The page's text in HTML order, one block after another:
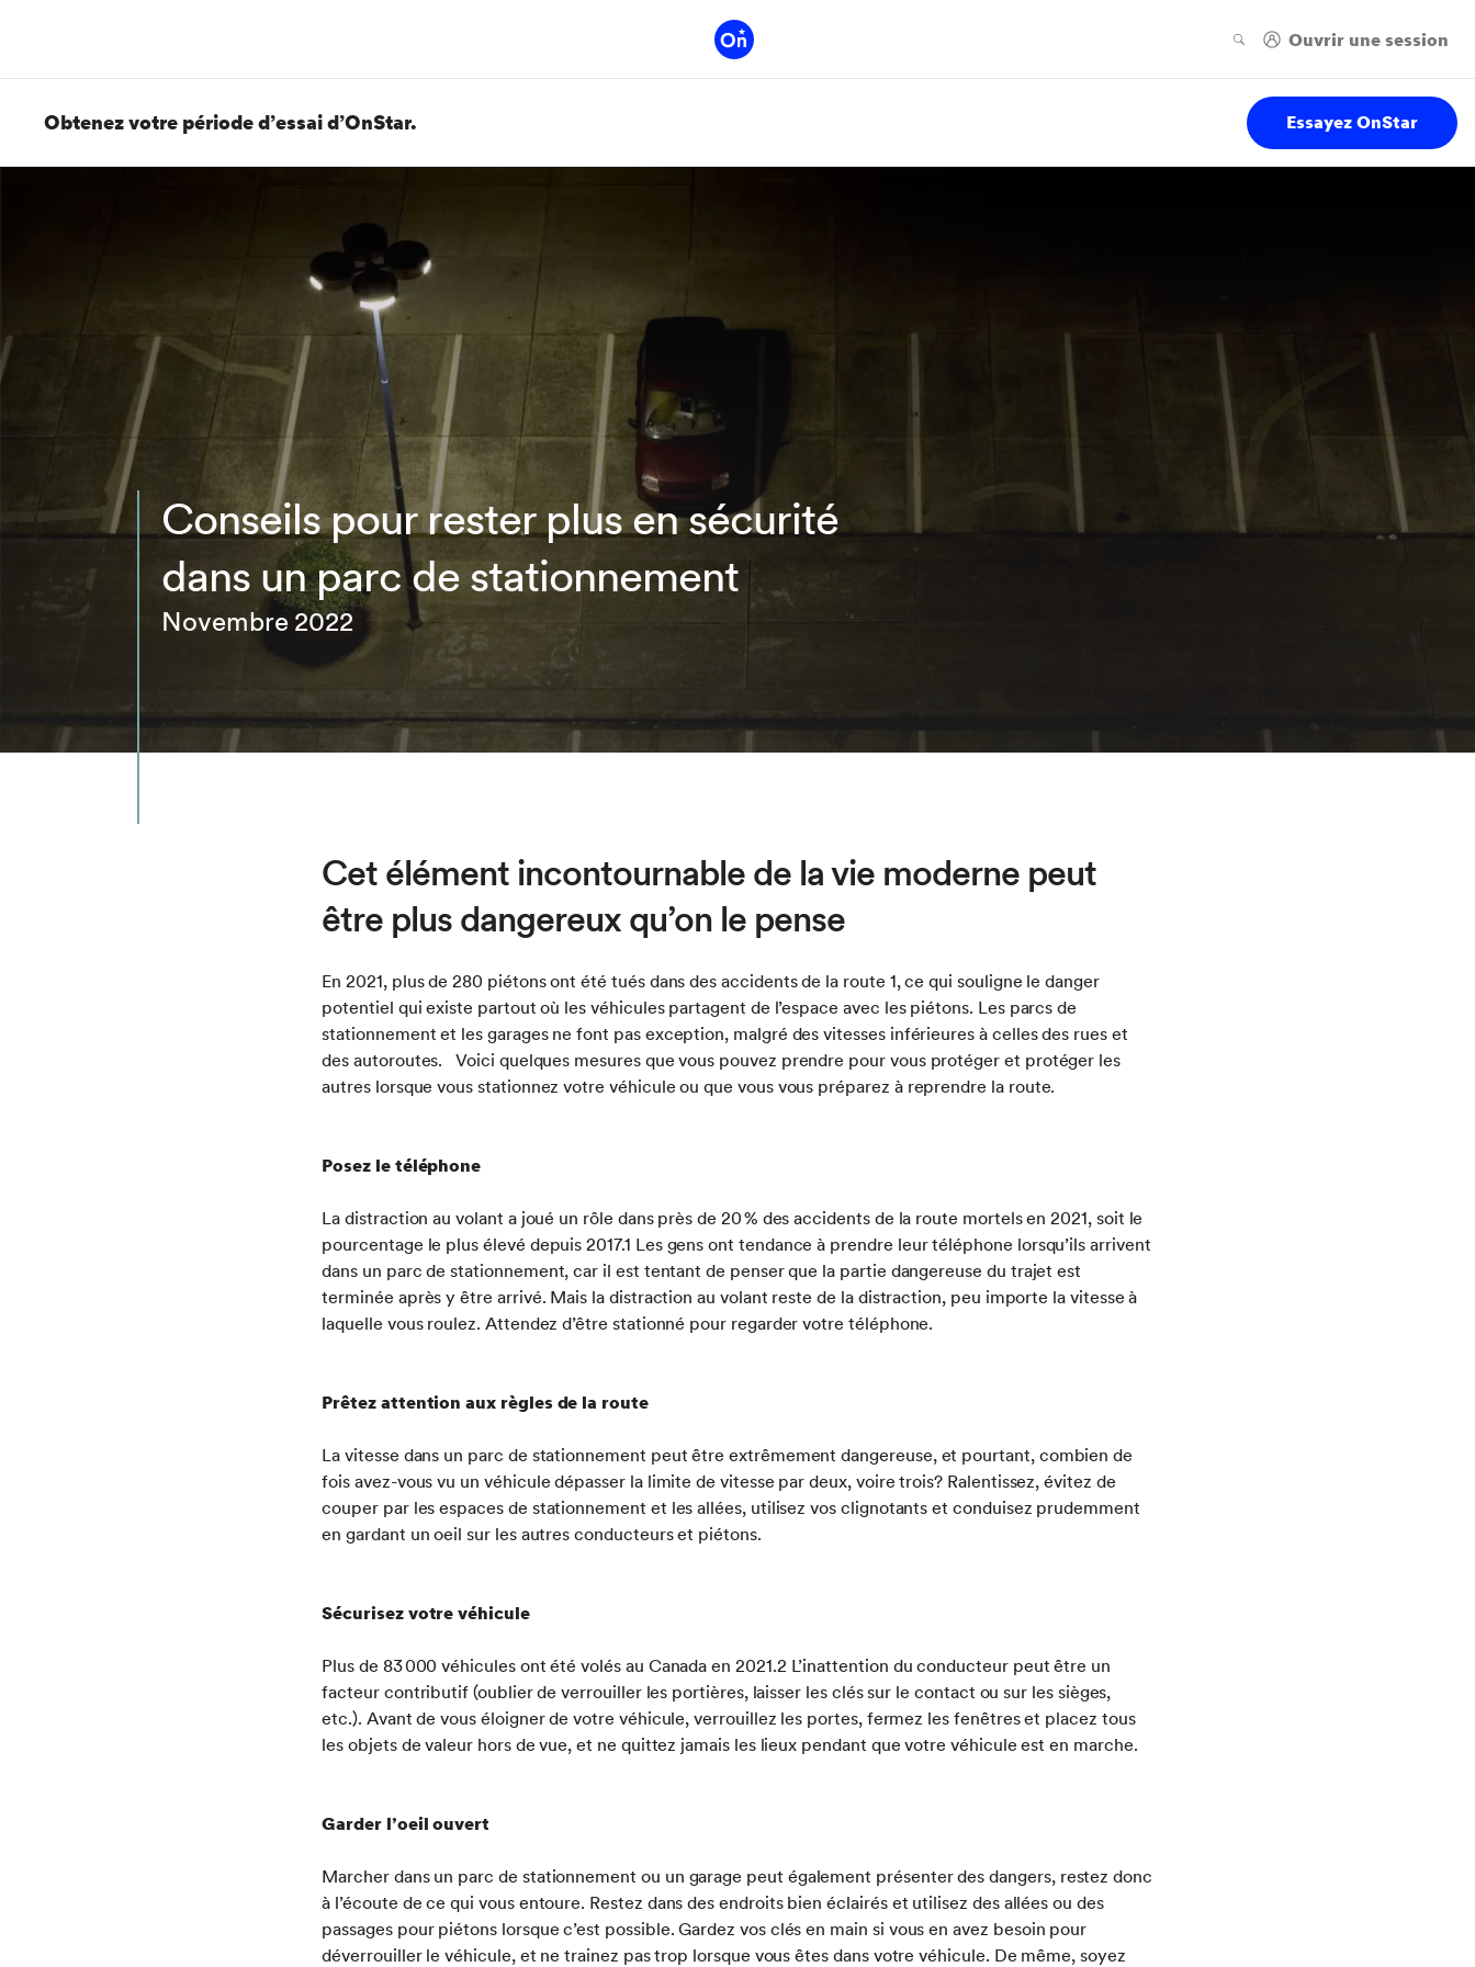
Obtenez votre période d’essai d’OnStar. Essayez OnStar
Conseils pour rester plus en sécurité
dans un parc de stationnement
Novembre 2022
Cet élément incontournable de la vie moderne peut
être plus dangereux qu’on le pense
En 2021, plus de 280 piétons ont été tués dans des accidents de la route 1, ce qui souligne le danger
potentiel qui existe partout où les véhicules partagent de l’espace avec les piétons. Les parcs de
stationnement et les garages ne font pas exception, malgré des vitesses inférieures à celles des rues et
des autoroutes. Voici quelques mesures que vous pouvez prendre pour vous protéger et protéger les
autres lorsque vous stationnez votre véhicule ou que vous vous préparez à reprendre la route.
Posez le téléphone
La distraction au volant a joué un rôle dans près de 20 % des accidents de la route mortels en 2021, soit le
pourcentage le plus élevé depuis 2017.1 Les gens ont tendance à prendre leur téléphone lorsqu’ils arrivent
dans un parc de stationnement, car il est tentant de penser que la partie dangereuse du trajet est
terminée après y être arrivé. Mais la distraction au volant reste de la distraction, peu importe la vitesse à
laquelle vous roulez. Attendez d’être stationné pour regarder votre téléphone.
Prêtez attention aux règles de la route
La vitesse dans un parc de stationnement peut être extrêmement dangereuse, et pourtant, combien de
fois avez-vous vu un véhicule dépasser la limite de vitesse par deux, voire trois? Ralentissez, évitez de
couper par les espaces de stationnement et les allées, utilisez vos clignotants et conduisez prudemment
en gardant un oeil sur les autres conducteurs et piétons.
Sécurisez votre véhicule
Plus de 83 000 véhicules ont été volés au Canada en 2021.2 L’inattention du conducteur peut être un
facteur contributif (oublier de verrouiller les portières, laisser les clés sur le contact ou sur les sièges,
etc.). Avant de vous éloigner de votre véhicule, verrouillez les portes, fermez les fenêtres et placez tous
les objets de valeur hors de vue, et ne quittez jamais les lieux pendant que votre véhicule est en marche.
Garder l’oeil ouvert
Marcher dans un parc de stationnement ou un garage peut également présenter des dangers, restez donc
à l’écoute de ce qui vous entoure. Restez dans des endroits bien éclairés et utilisez des allées ou des
passages pour piétons lorsque c’est possible. Gardez vos clés en main si vous en avez besoin pour
déverrouiller le véhicule, et ne trainez pas trop lorsque vous êtes dans votre véhicule. De même, soyez